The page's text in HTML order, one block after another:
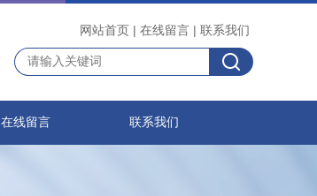
网站首页 | 在线留言 | 联系我们
在线留言 联系我们